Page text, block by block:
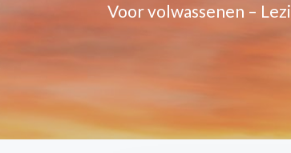
Voor volwassenen –